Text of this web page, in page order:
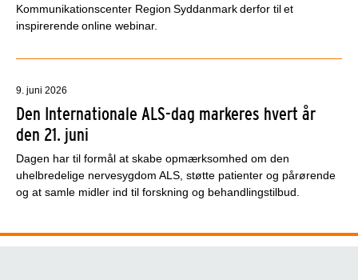
Kommunikationscenter Region Syddanmark derfor til et
inspirerende online webinar.
9. juni 2026
Den Internationale ALS-dag markeres hvert år
den 21. juni
Dagen har til formål at skabe opmærksomhed om den
uhelbredelige nervesygdom ALS, støtte patienter og pårørende
og at samle midler ind til forskning og behandlingstilbud.